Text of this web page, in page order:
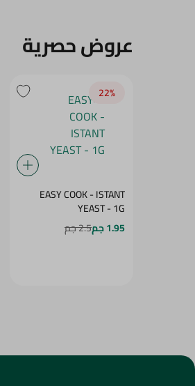
عروض حصرية
22‎%‎
EASY COOK - ISTANT
YEAST - 1G
1.95 جم
2.5 جم